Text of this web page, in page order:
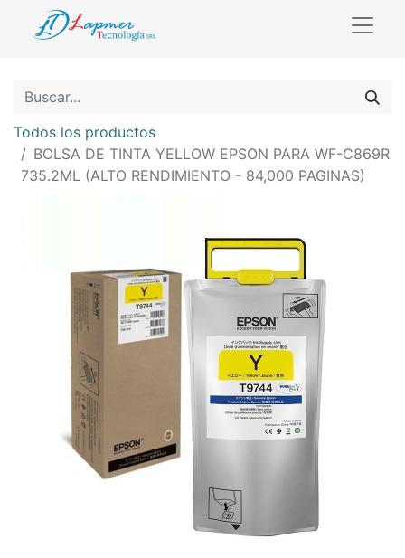
Todos los productos
BOLSA DE TINTA YELLOW EPSON PARA WF-C869R
735.2ML (ALTO RENDIMIENTO - 84,000 PAGINAS)